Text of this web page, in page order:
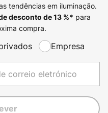
tendências em iluminação.
desconto de13%* para
compra.
Empresa